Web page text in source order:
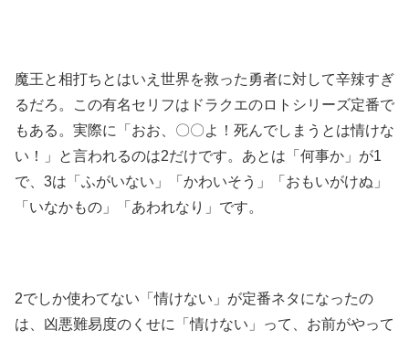
魔王と相打ちとはいえ世界を救った勇者に対して辛辣すぎ
るだろ。この有名セリフはドラクエのロトシリーズ定番で
もある。実際に「おお、〇〇よ！死んでしまうとは情けな
い！」と言われるのは2だけです。あとは「何事か」が1
で、3は「ふがいない」「かわいそう」「おもいがけぬ」
「いなかもの」「あわれなり」です。
2でしか使わてない「情けない」が定番ネタになったの
は、凶悪難易度のくせに「情けない」って、お前がやって